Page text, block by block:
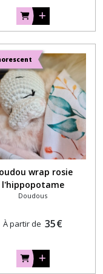
wrap rosie
l'hippopotame
au
Doudous
À partir de 35€